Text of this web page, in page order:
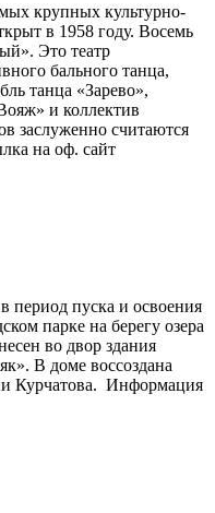
крупных культурно-
в 1958 году. Восемь
Это театр
бального танца,
танца «Зарево»,
и коллектив
заслуженно считаются
на оф. сайт
пуска и освоения
парке на берегу озера
во двор здания
В доме воссоздана
Курчатова. Информация